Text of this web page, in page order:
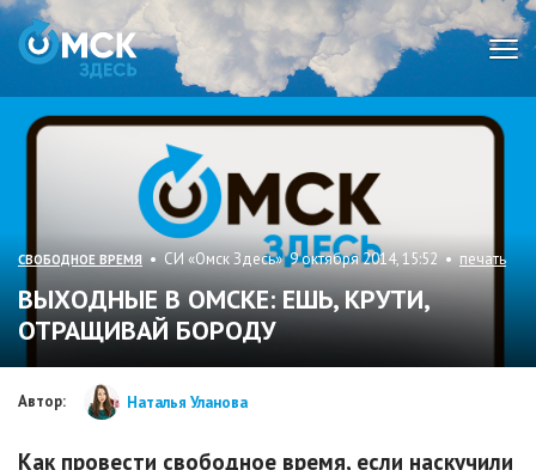
СВОБОДНОЕ ВРЕМЯ • СИ «Омск Здесь» 9 октября 2014, 15:52 • печать
ВЫХОДНЫЕ В ОМСКЕ: ЕШЬ, КРУТИ,
ОТРАЩИВАЙ БОРОДУ
Автор: Наталья Уланова
Как провести свободное время, если наскучили